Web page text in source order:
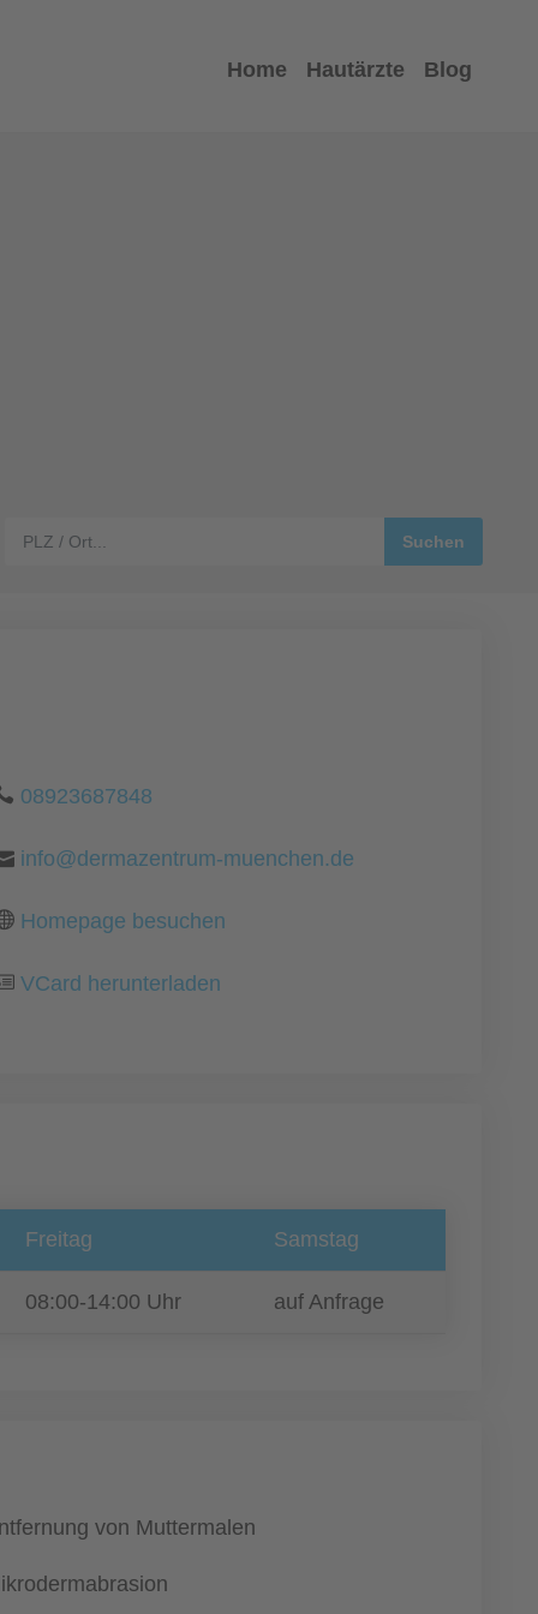
Home Hautärzte Blog
08923687848
info@dermazentrum-muenchen.de
Homepage besuchen
VCard herunterladen
Freitag Samstag
08:00-14:00 Uhr auf Anfrage
von Muttermalen